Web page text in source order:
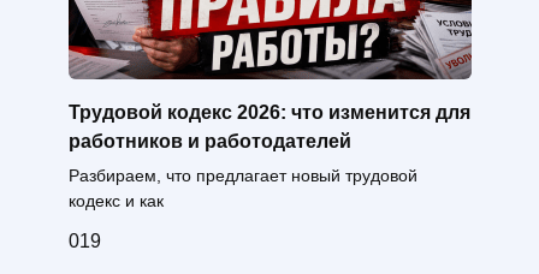
Трудовой кодекс 2026: что изменится для
работников и работодателей
Разбираем, что предлагает новый трудовой
кодекс и как
019